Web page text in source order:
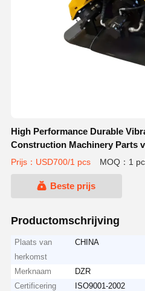
High Performance Durable
Construction Machinery Parts
graafmachines
Prijs：USD700/1 pcs MOQ：1
Beste prijs
Productomschrijving
Plaats van
herkomst
CHINA
Merknaam
DZR
Certificering
ISO9001-2002